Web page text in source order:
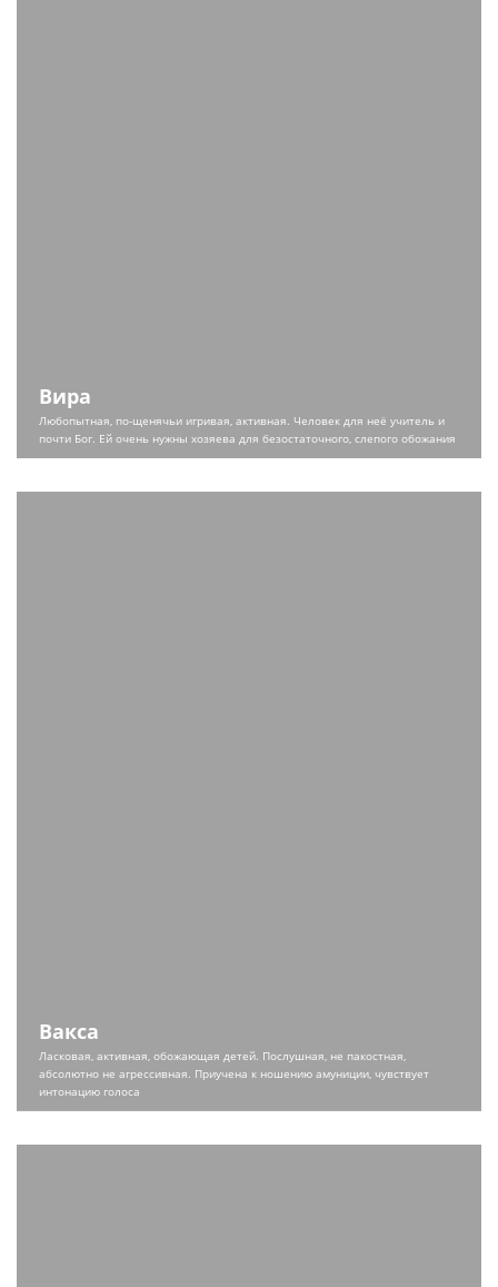
Вира
Любопытная, по-щенячьи игривая, активная. Человек для неё учитель и
почти Бог. Ей очень нужны хозяева для безостаточного, слепого обожания
Вакса
Ласковая, активная, обожающая детей. Послушная, не пакостная,
абсолютно не агрессивная. Приучена к ношению амуниции, чувствует
интонацию голоса